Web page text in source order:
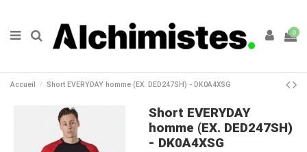
0
Accueil Short EVERYDAY homme (EX. DED247SH) - DK0A4XSG
Short EVERYDAY
homme (EX. DED247SH)
- DK0A4XSG